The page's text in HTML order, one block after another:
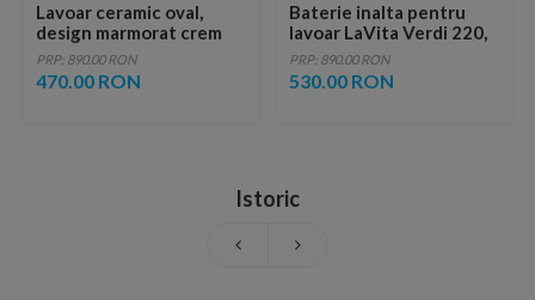
Lavoar ceramic oval,
design marmorat crem
lucios cu vene aurii,
ventil inclus
PRP: 890.00 RON
470.00 RON
Baterie inalta pentru
lavoar LaVita Verdi 220,
fara ventil, brushed
copper
PRP: 890.00 RON
530.00 RON
Istoric